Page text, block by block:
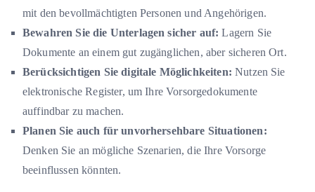
mit den bevollmächtigten Personen und Angehörigen.
Bewahren Sie die Unterlagen sicher auf: Lagern Sie
Dokumente an einem gut zugänglichen, aber sicheren Ort.
Berücksichtigen Sie digitale Möglichkeiten: Nutzen Sie
elektronische Register, um Ihre Vorsorgedokumente
auffindbar zu machen.
Planen Sie auch für unvorhersehbare Situationen:
Denken Sie an mögliche Szenarien, die Ihre Vorsorge
beeinflussen könnten.